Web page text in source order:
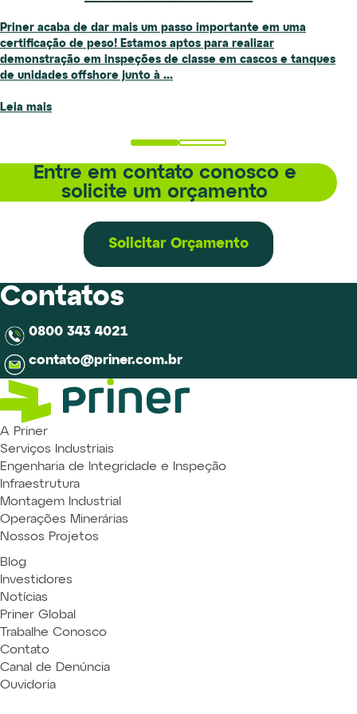
Priner acaba de dar mais um passo importante em uma
certificação de peso! Estamos aptos para realizar
demonstração em inspeções de classe em cascos e tanques
de unidades offshore junto à ...Priner
realizar
em
inspeção
de
cascos
e
tanques
Leia mais
no
Entre em contato conosco e
solicite um orçamento
Solicitar Orçamento
Contatos
0800 343 4021
contato@priner.com.br
A Priner
Serviços Industriais
Engenharia de Integridade e Inspeção
Infraestrutura
Montagem Industrial
Operações Minerárias
Nossos Projetos
Blog
Investidores
Notícias
Priner Global
Trabalhe Conosco
Contato
Canal de Denúncia
Ouvidoria